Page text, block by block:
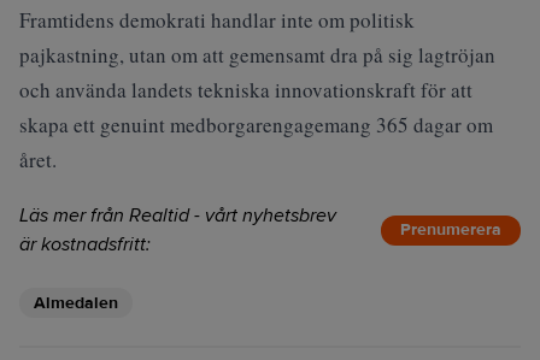
Framtidens demokrati handlar inte om politisk
pajkastning, utan om att gemensamt dra på sig lagtröjan
och använda landets tekniska innovationskraft för att
skapa ett genuint medborgarengagemang 365 dagar om
året.
Läs mer från Realtid - vårt nyhetsbrev
är kostnadsfritt:
Prenumerera
Almedalen